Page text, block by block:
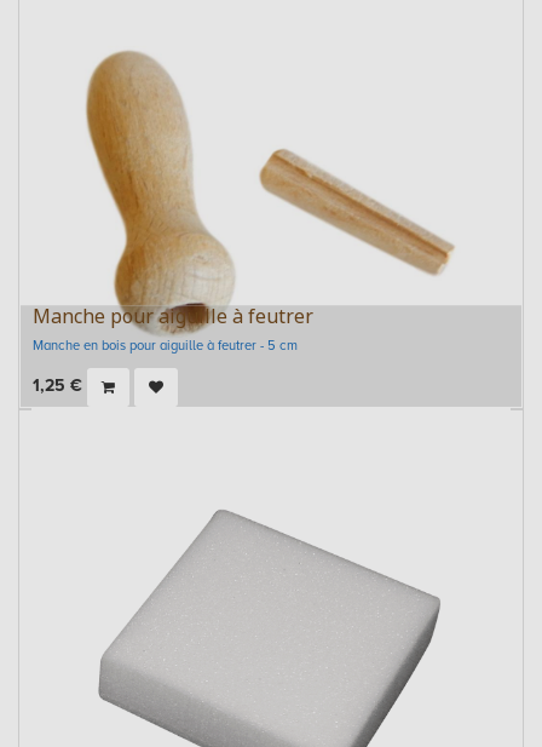
Manche pour aiguille à feutrer
Manche en bois pour aiguille à feutrer - 5 cm
1,25 €